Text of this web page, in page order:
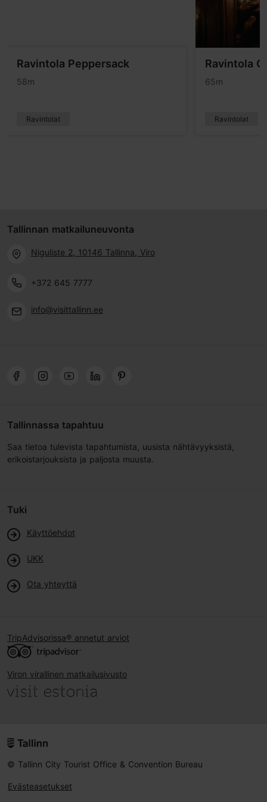
Ravintola Peppersack
58m
Ravintolat
Ravintola
65m
Ravintolat
Tallinnan matkailuneuvonta
Niguliste 2, 10146 Tallinna, Viro
+372 645 7777
info@visittallinn.ee
Tallinnassa tapahtuu
Saa tietoa tulevista tapahtumista, uusista nähtävyyksistä,
erikoistarjouksista ja paljosta muusta.
Tuki
Käyttöehdot
UKK
Ota yhteyttä
TripAdvisorissa® annetut arviot
Viron virallinen matkailusivusto
© Tallinn City Tourist Office & Convention Bureau
Evästeasetukset